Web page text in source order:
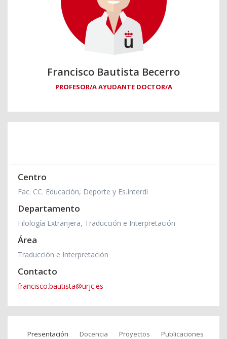
Francisco Bautista Becerro
PROFESOR/A AYUDANTE DOCTOR/A
Centro
Fac. CC. Educación, Deporte y Es.Interdi
Departamento
Filología Extranjera, Traducción e Interpretación
Área
Traducción e Interpretación
Contacto
francisco.bautista@urjc.es
Presentación Docencia Proyectos Publicaciones